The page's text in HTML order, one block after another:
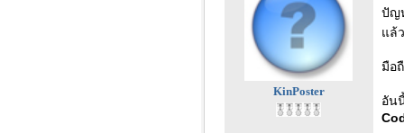
KinPoster
ปัญ
แล้
มือ
อัน